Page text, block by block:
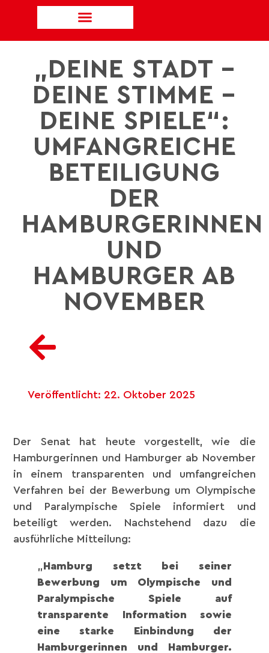
„DEINE STADT –
DEINE STIMME –
DEINE SPIELE“:
UMFANGREICHE
BETEILIGUNG
DER
HAMBURGERINNEN
UND
HAMBURGER AB
NOVEMBER
Veröffentlicht: 22. Oktober 2025
Der Senat hat heute vorgestellt, wie die
Hamburgerinnen und Hamburger ab November
in einem transparenten und umfangreichen
Verfahren bei der Bewerbung um Olympische
und Paralympische Spiele informiert und
beteiligt werden. Nachstehend dazu die
ausführliche Mitteilung:
„Hamburg setzt bei seiner
Bewerbung um Olympische und
Paralympische Spiele auf
transparente Information sowie
eine starke Einbindung der
Hamburgerinnen und Hamburger.